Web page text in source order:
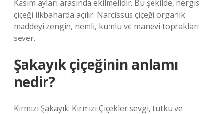
Kasım ayları arasında ekilmelidir. Bu şekilde, nergis
çiçeği ilkbaharda açılır. Narcissus çiçeği organik
maddeyi zengin, nemli, kumlu ve manevi toprakları
sever.
Şakayık çiçeğinin anlamı
nedir?
Kırmızı Şakayık: Kırmızı Çiçekler sevgi, tutku ve